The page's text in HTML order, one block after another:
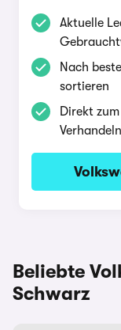
Aktuelle
Nach
sortieren
Direkt
Verhandeln
Beliebte
Schwarz